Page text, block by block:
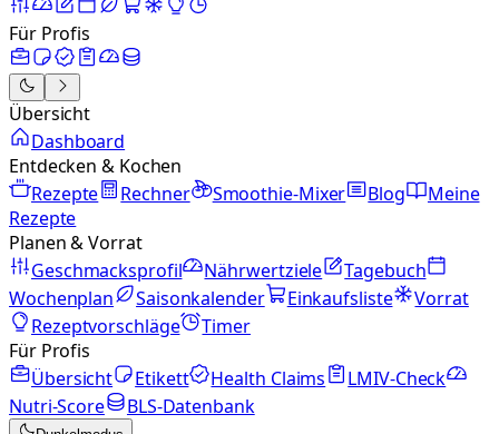
Für Profis
Übersicht
Dashboard
Entdecken & Kochen
Rezepte
Rechner Smoothie-Mixer Blog
Meine
Rezepte
Planen & Vorrat
Geschmacksprofil
Nährwertziele
Tagebuch
Wochenplan
Saisonkalender Einkaufsliste
Vorrat
Rezeptvorschläge
Timer
Für Profis
Übersicht
Etikett Health Claims
LMIV-Check
Nutri-Score
BLS-Datenbank